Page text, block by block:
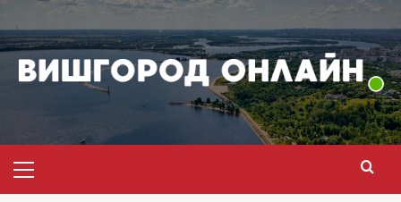
до
вмісту
меню